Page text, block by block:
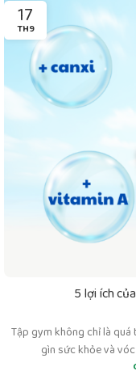
17
TH9
5 lợi ích
Tập gym không chỉ là
gìn sức khỏe và